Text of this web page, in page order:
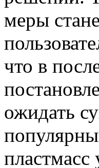
меры
что в
ожидать